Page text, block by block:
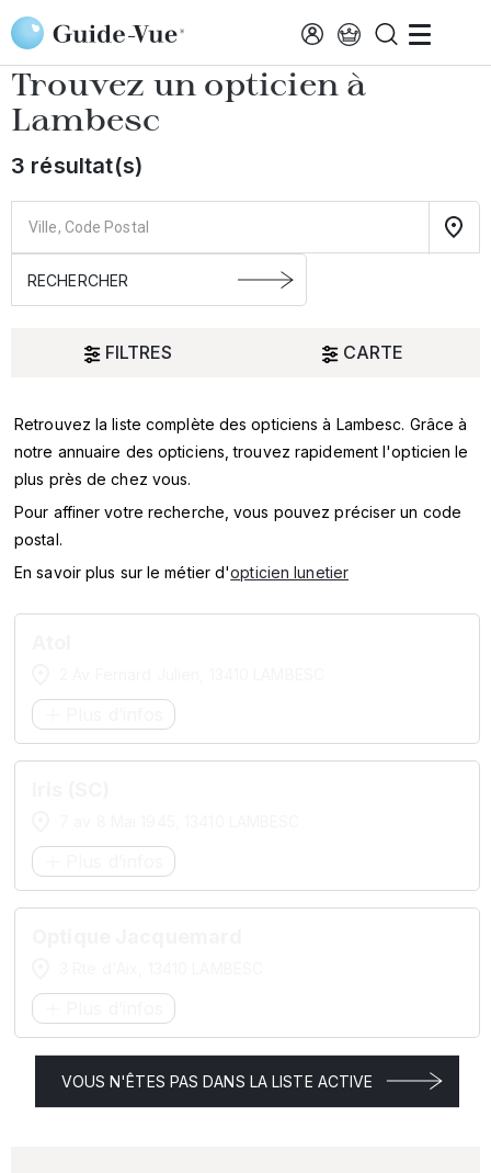
Aller au contenu principal
Accueil Choisir mon opticien Lambesc
Trouvez un opticien à
Lambesc
3 résultat(s)
FILTRES CARTE
Oui
SERVICES
MARQUES
Retrouvez la liste complète des opticiens à Lambesc. Grâce à
notre annuaire des opticiens, trouvez rapidement l'opticien le
plus près de chez vous.
Pour affiner votre recherche, vous pouvez préciser un code
postal.
En savoir plus sur le métier d'opticien lunetier
VOUS N'ÊTES PAS DANS LA LISTE ACTIVE